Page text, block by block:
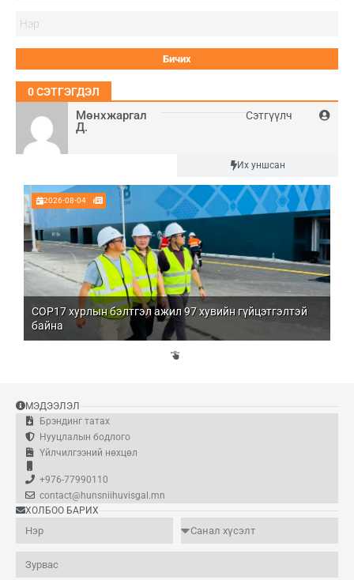
Мөнхжаргал
Д.
Сэтгүүлч
Их уншсан
2026-08-04
COP17 хурлын бэлтгэл ажил 97 хувийн гүйцэтгэлтэй
байна
0СЭТГЭГДЭЛ
МЭДЭЭЛЭЛ
Брэндинг татах
Нууцлалын бодлого
Үйлчилгээний нөхцөл
+976-77990110
contact@hunsniihuvisgal.mn
ХОЛБОО БАРИХ